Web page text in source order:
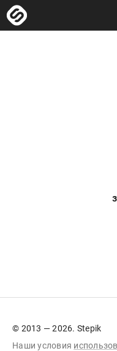
© 2013 — 2026. Stepik
Наши условия